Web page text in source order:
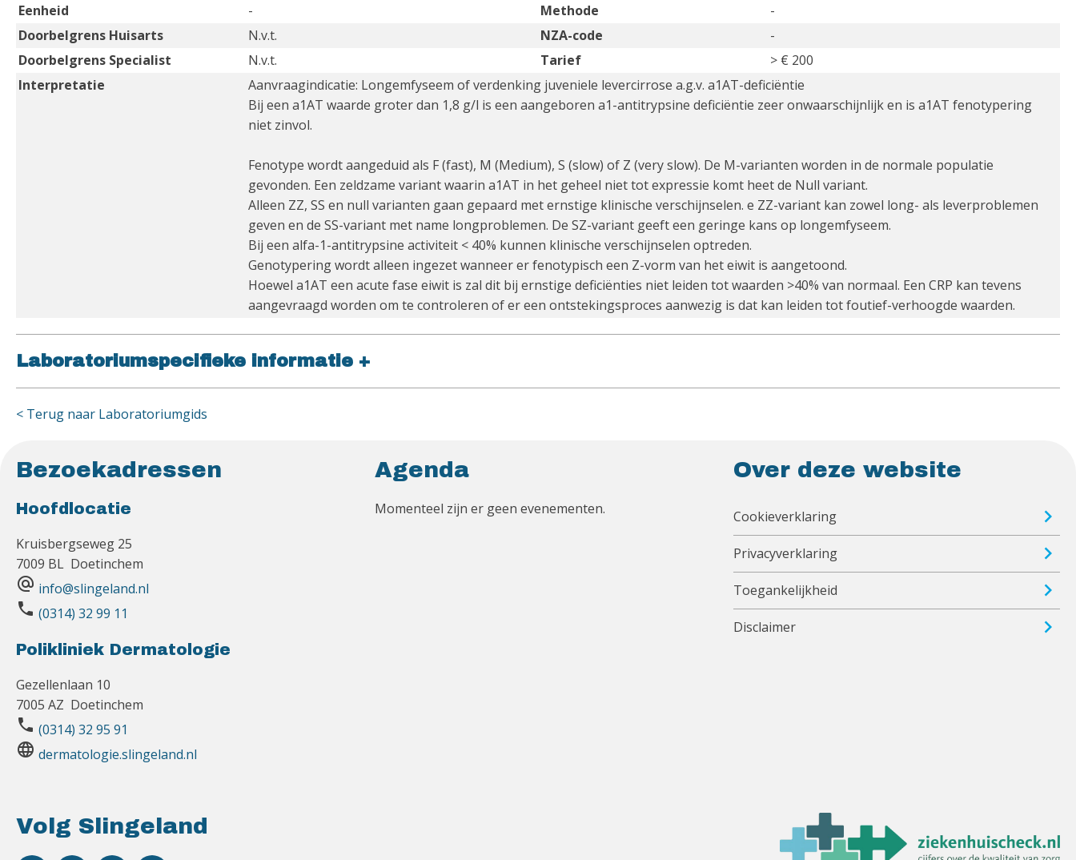
Eenheid
- Methode
-
Doorbelgrens Huisarts
N.v.t. NZA-code
-
Doorbelgrens Specialist
N.v.t. Tarief
> € 200
Interpretatie
Aanvraagindicatie: Longemfyseem of verdenking juveniele levercirrose a.g.v. a1AT-deficiëntie
Bij een a1AT waarde groter dan 1,8 g/l is een aangeboren a1-antitrypsine deficiëntie zeer onwaarschijnlijk en is a1AT fenotypering
niet zinvol.
Fenotype wordt aangeduid als F (fast), M (Medium), S (slow) of Z (very slow). De M-varianten worden in de normale populatie
gevonden. Een zeldzame variant waarin a1AT in het geheel niet tot expressie komt heet de Null variant.
Alleen ZZ, SS en null varianten gaan gepaard met ernstige klinische verschijnselen. e ZZ-variant kan zowel long- als leverproblemen
geven en de SS-variant met name longproblemen. De SZ-variant geeft een geringe kans op longemfyseem.
Bij een alfa-1-antitrypsine activiteit < 40% kunnen klinische verschijnselen optreden.
Genotypering wordt alleen ingezet wanneer er fenotypisch een Z-vorm van het eiwit is aangetoond.
Hoewel a1AT een acute fase eiwit is zal dit bij ernstige deficiënties niet leiden tot waarden >40% van normaal. Een CRP kan tevens
aangevraagd worden om te controleren of er een ontstekingsproces aanwezig is dat kan leiden tot foutief-verhoogde waarden.
Laboratoriumspecifieke informatie +
< Terug naar Laboratoriumgids
Bezoekadressen
Hoofdlocatie
Kruisbergseweg 25
7009 BL Doetinchem
alternate_email info@slingeland.nl
phone (0314) 32 99 11
Polikliniek Dermatologie
Gezellenlaan 10
7005 AZ Doetinchem
phone (0314) 32 95 91
language dermatologie.slingeland.nl
Volg Slingeland
Agenda
Momenteel zijn er geen evenementen.
Over deze website
Cookieverklaring
Privacyverklaring
Toegankelijkheid
Disclaimer